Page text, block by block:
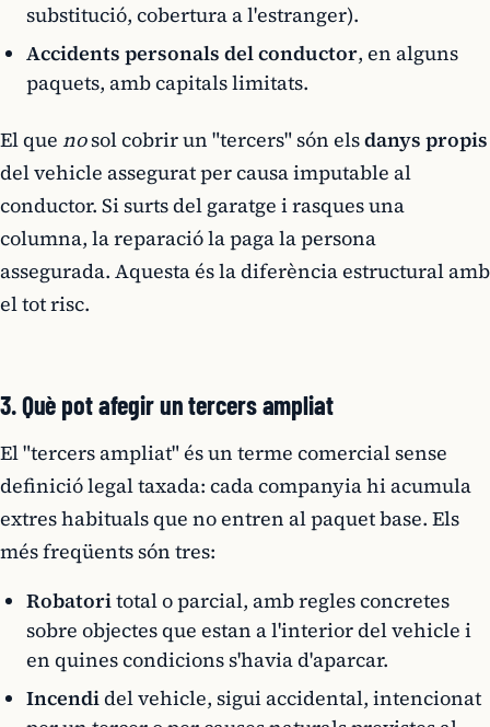
substitució, cobertura a l'estranger).
Accidents personals del conductor, en alguns
paquets, amb capitals limitats.
El que nosol cobrir un "tercers" són elsdanys propis
del vehicle assegurat per causa imputable al
conductor. Si surts del garatge i rasques una
columna, la reparació la paga la persona
assegurada. Aquesta és la diferència estructural amb
el tot risc.
3. Què pot afegir un tercers ampliat
El "tercers ampliat" és un terme comercial sense
definició legal taxada: cada companyia hi acumula
extres habituals que no entren al paquet base. Els
més freqüents són tres:
Robatoritotal o parcial, amb regles concretes
sobre objectes que estan a l'interior del vehicle i
en quines condicions s'havia d'aparcar.
Incendidel vehicle, sigui accidental, intencionat